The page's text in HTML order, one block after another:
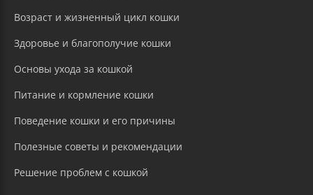
Возраст и жизненный цикл кошки
Здоровье и благополучие кошки
Основы ухода за кошкой
Питание и кормление кошки
Поведение кошки и его причины
Полезные советы и рекомендации
Решение проблем с кошкой